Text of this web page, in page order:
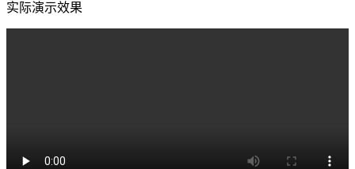
实际演示效果